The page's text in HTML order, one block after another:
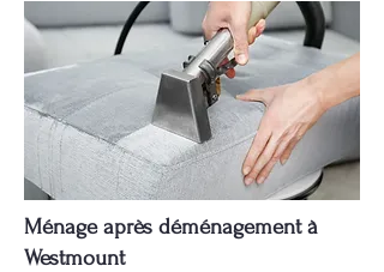
Ménage après déménagement à
Westmount